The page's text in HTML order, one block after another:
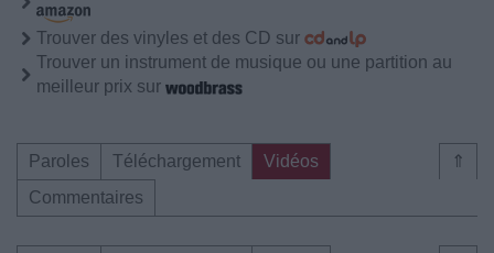
Trouver des vinyles et des CD sur
Trouver un instrument de musique ou une partition au
meilleur prix sur
⇑
Paroles Téléchargement
Vidéos
Commentaires